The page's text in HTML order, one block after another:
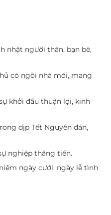
nhật người thân, bạn bè,
có ngôi nhà mới, mang
khởi đầu thuận lợi, kinh
dịp Tết Nguyên đán,
nghiệp thăng tiến.
ngày cưới, ngày lễ tình